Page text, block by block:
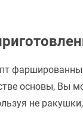
основы, Вы
не